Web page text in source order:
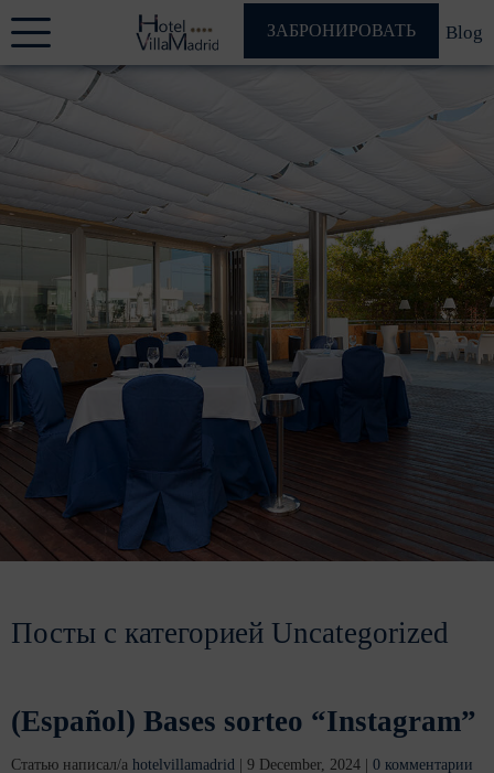
ЗАБРОНИРОВАТЬ Blog
Посты с категорией Uncategorized
(Español) Bases sorteo “Instagram”
Статью написал/а hotelvillamadrid 9 December, 2024 0 комментарии